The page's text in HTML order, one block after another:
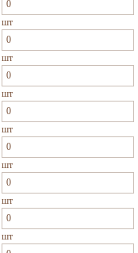
шт
шт
шт
шт
шт
шт
шт